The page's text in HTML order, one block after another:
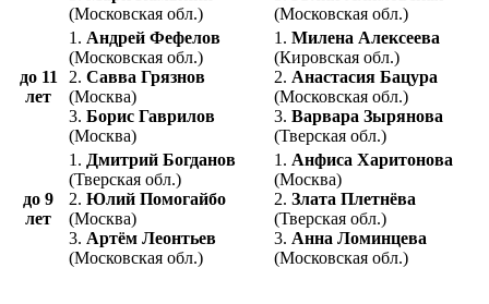
(Московская обл.)
(Московская обл.)
до 11
лет
1. Андрей Фефелов
(Московская обл.)
2. Савва Грязнов
(Москва)
3. Борис Гаврилов
(Москва)
1. Милена Алексеева
(Кировская обл.)
2. Анастасия Бацура
(Московская обл.)
3. Варвара Зырянова
(Тверская обл.)
до 9
лет
1. Дмитрий Богданов
(Тверская обл.)
2. Юлий Помогайбо
(Москва)
3. Артём Леонтьев
(Московская обл.)
1. Анфиса Харитонова
(Москва)
2. Злата Плетнёва
(Тверская обл.)
3. Анна Ломинцева
(Московская обл.)